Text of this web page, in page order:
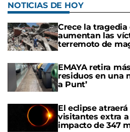
NOTICIAS DE HOY
Crece la tragedia
aumentan las
terremoto de
EMAYA retira
residuos en una
a Punt’
El eclipse
visitantes extra
impacto de 347